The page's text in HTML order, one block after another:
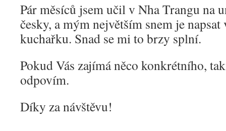
Pár měsíců jsem učil v Nha Trangu na
česky, a mým největším snem je
kuchařku. Snad se mi to brzy splní.
Pokud Vás zajímá něco konkrétního,
odpovím.
Díky za návštěvu!